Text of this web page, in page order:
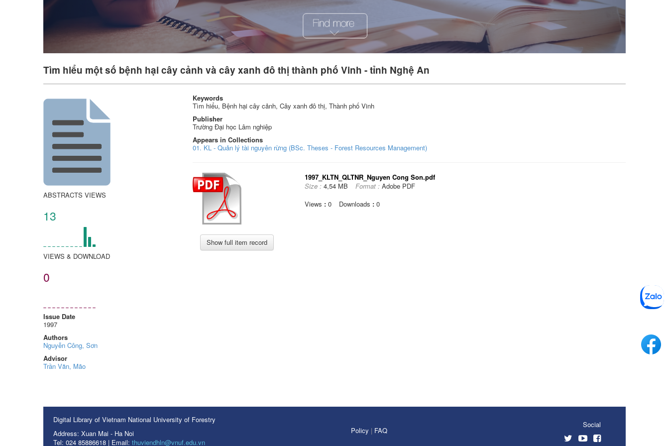
Tìm hiểu một số bệnh hại cây cảnh và cây xanh đô thị thành phố Vinh - tỉnh Nghệ An
ABSTRACTS VIEWS
13
VIEWS & DOWNLOAD
0
Issue Date
1997
Authors
Nguyễn Công, Sơn
Advisor
Trần Văn, Mão
Keywords
Tìm hiểu, Bệnh hại cây cảnh, Cây xanh đô thị, Thành phố Vinh
Publisher
Trường Đại học Lâm nghiệp
Appears in Collections
01. KL - Quản lý tài nguyên rừng (BSc. Theses - Forest Resources Management)
1997_KLTN_QLTNR_Nguyen Cong Son.pdf
Size : 4,54 MB Format : Adobe PDF
Views : 0 Downloads : 0
Show full item record
Digital Library of Vietnam National University of Forestry
Address: Xuan Mai - Ha Noi
Tel: 024 85886618 | Email: thuviendhln@vnuf.edu.vn
Policy | FAQ
Social